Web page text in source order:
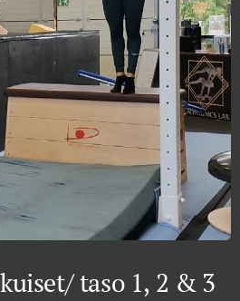
taso 1, 2 & 3